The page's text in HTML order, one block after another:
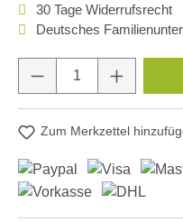
30 Tage Widerrufsrecht
Deutsches
Produkt Anzahl:
Zum Merkzettel